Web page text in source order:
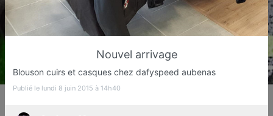
Nouvel arrivage
Blouson cuirs et casques chez dafyspeed aubenas
Publié le lundi 8 juin 2015 à 14h40